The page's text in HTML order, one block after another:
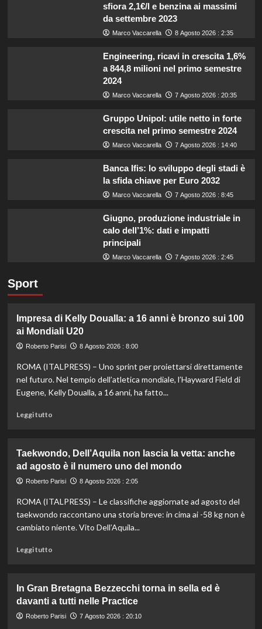
sfiora 2,1€/l e benzina ai massimi
da settembre 2023
Marco Vaccarella 8 Agosto 2026 : 2:35
Engineering, ricavi in crescita 1,6%
a 844,8 milioni nel primo semestre
2024
Marco Vaccarella 7 Agosto 2026 : 20:35
Gruppo Unipol: utile netto in forte
crescita nel primo semestre 2024
Marco Vaccarella 7 Agosto 2026 : 14:40
Banca Ifis: lo sviluppo degli stadi è
la sfida chiave per Euro 2032
Marco Vaccarella 7 Agosto 2026 : 8:45
Giugno, produzione industriale in
calo dell’1%: dati e impatti
principali
Marco Vaccarella 7 Agosto 2026 : 2:45
Sport
Impresa di Kelly Doualla: a 16 anni è bronzo sui 100
ai Mondiali U20
Roberto Parisi 8 Agosto 2026 : 8:00
ROMA (ITALPRESS) – Uno sprint per proiettarsi direttamente
nel futuro. Nel tempio dell’atletica mondiale, l’Hayward Field di
Eugene, Kelly Doualla, a 16 anni, ha fatto...
Leggi tuttoLeggi
Impresa
di
Kelly
a
16
anni
Mondiali
U20
Taekwondo, Dell’Aquila non lascia la vetta: anche
ad agosto è il numero uno del mondo
Roberto Parisi 8 Agosto 2026 : 2:05
ROMA (ITALPRESS) – Le classifiche aggiornate ad agosto del
taekwondo raccontano una storia breve: in cima ai -58 kg non è
cambiato niente. Vito Dell’Aquila...
Leggi tuttoLeggi
Taekwondo,
Dell’Aquila
non
In Gran Bretagna Bezzecchi torna in sella ed è
davanti a tutti nelle Practice
Roberto Parisi 7 Agosto 2026 : 20:10